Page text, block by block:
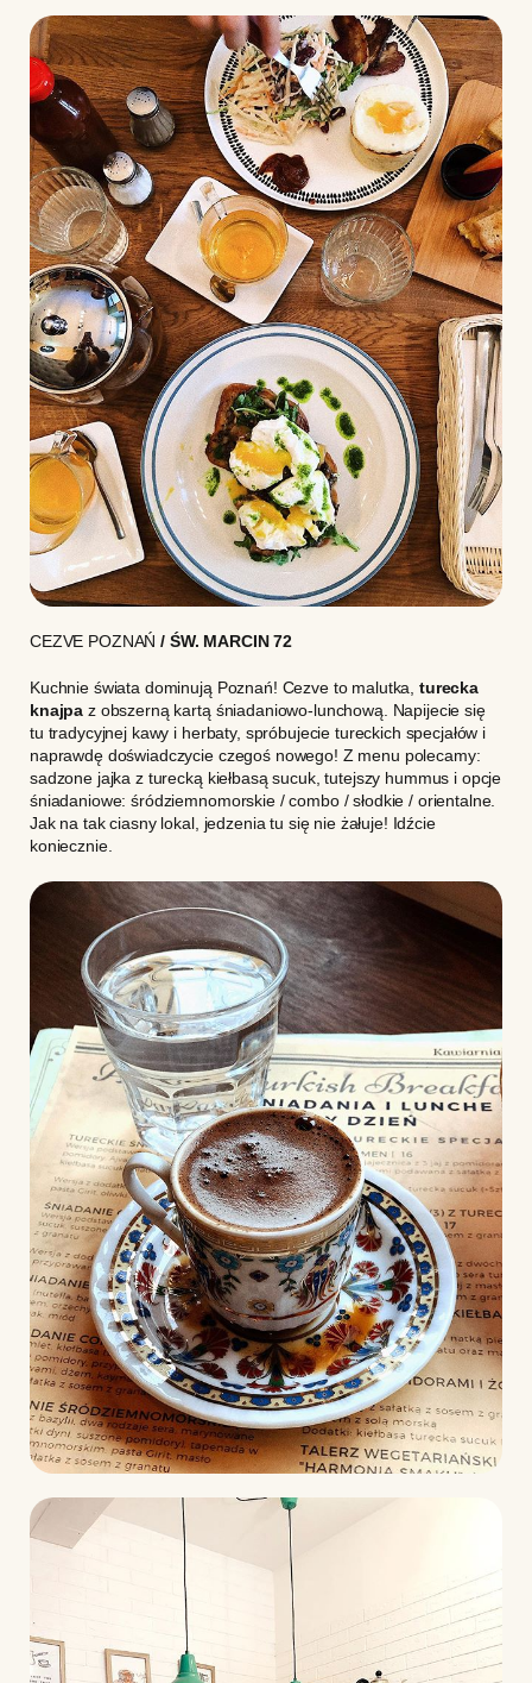
CEZVE POZNAŃ / ŚW. MARCIN 72
Kuchnie świata dominują Poznań! Cezve to malutka, turecka
knajpa z obszerną kartą śniadaniowo-lunchową. Napijecie się
tu tradycyjnej kawy i herbaty, spróbujecie tureckich specjałów i
naprawdę doświadczycie czegoś nowego! Z menu polecamy:
sadzone jajka z turecką kiełbasą sucuk, tutejszy hummus i opcje
śniadaniowe: śródziemnomorskie / combo / słodkie / orientalne.
Jak na tak ciasny lokal, jedzenia tu się nie żałuje! Idźcie
koniecznie.